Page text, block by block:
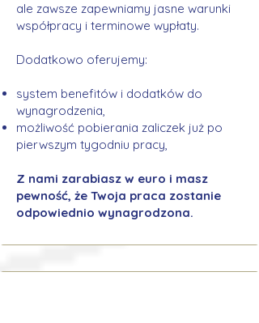
ale zawsze zapewniamy jasne warunki
współpracy i terminowe wypłaty.
Dodatkowo oferujemy:
system benefitów i dodatków do
wynagrodzenia,
możliwość pobierania zaliczek już po
pierwszym tygodniu pracy,
Z nami zarabiasz w euro i masz
pewność, że Twoja praca zostanie
odpowiednio wynagrodzona.